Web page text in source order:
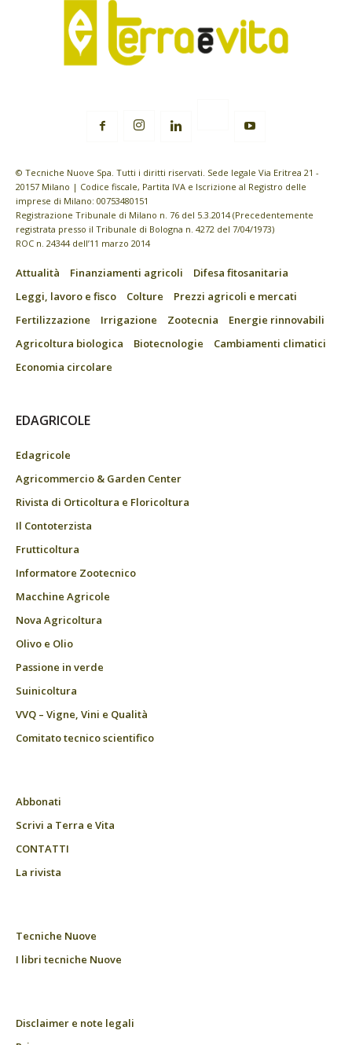
© Tecniche Nuove Spa. Tutti i diritti riservati. Sede legale Via Eritrea 21 -
20157 Milano | Codice fiscale, Partita IVA e Iscrizione al Registro delle
imprese di Milano: 00753480151
Registrazione Tribunale di Milano n. 76 del 5.3.2014 (Precedentemente
registrata presso il Tribunale di Bologna n. 4272 del 7/04/1973)
ROC n. 24344 dell’11 marzo 2014
Attualità Finanziamenti agricoli
Difesa fitosanitaria
Leggi, lavoro e fisco
Colture
Prezzi agricoli e mercati
Fertilizzazione
Irrigazione Zootecnia
Energie rinnovabili
Agricoltura biologica
Biotecnologie
Cambiamenti climatici
Economia circolare
EDAGRICOLE
Edagricole
Agricommercio & Garden Center
Rivista di Orticoltura e Floricoltura
Il Contoterzista
Frutticoltura
Informatore Zootecnico
Macchine Agricole
Nova Agricoltura
Olivo e Olio
Passione in verde
Suinicoltura
VVQ – Vigne, Vini e Qualità
Comitato tecnico scientifico
Abbonati
Scrivi a Terra e Vita
CONTATTI
La rivista
Tecniche Nuove
I libri tecniche Nuove
Disclaimer e note legali